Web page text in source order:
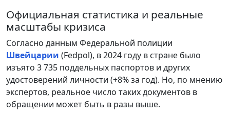
Официальная статистика и реальные
масштабы кризиса
Согласно данным Федеральной полиции
Швейцарии (Fedpol), в 2024 году в стране было
изъято 3 735 поддельных паспортов и других
удостоверений личности (+8% за год). Но, по мнению
экспертов, реальное число таких документов в
обращении может быть в разы выше.